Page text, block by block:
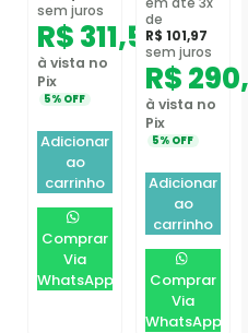
sem juros
R$311,51
à vista no
Pix
5% OFF
Adicionar
ao
carrinho
Comprar
Via
WhatsApp
de
R$ 101,97
sem juros
R$
à vista no
Pix
5% OFF
Adicionar
ao
carrinho
Comprar
Via
WhatsApp